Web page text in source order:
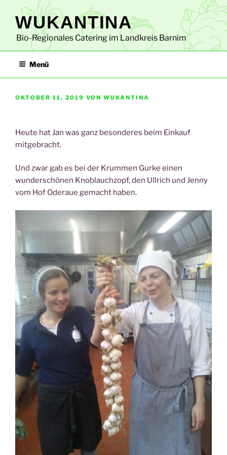
Inhalt
springenWUKANTINA
Bio-Regionales Catering im Landkreis Barnim​
Menü
VERÖFFENTLICHT
OKTOBER 11, 2019 VON WUKANTINA
Heute hat Jan was ganz besonderes beim Einkauf
mitgebracht.
Und zwar gab es bei der Krummen Gurke einen
wunderschönen Knoblauchzopf, den Ullrich und Jenny
vom Hof Oderaue gemacht haben.